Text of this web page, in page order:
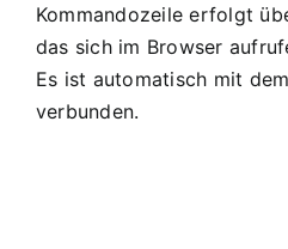
Kommandozeile erfolgt
das sich im Browser
Es ist automatisch mit
verbunden.